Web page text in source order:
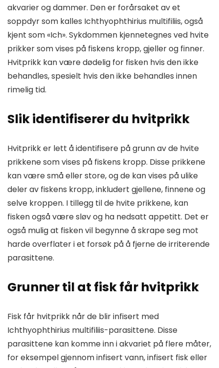
akvarier og dammer. Den er forårsaket av et
soppdyr som kalles Ichthyophthirius multifiliis, også
kjent som «Ich». Sykdommen kjennetegnes ved hvite
prikker som vises på fiskens kropp, gjeller og finner.
Hvitprikk kan være dødelig for fisken hvis den ikke
behandles, spesielt hvis den ikke behandles innen
rimelig tid.
Slik identifiserer du hvitprikk
Hvitprikk er lett å identifisere på grunn av de hvite
prikkene som vises på fiskens kropp. Disse prikkene
kan være små eller store, og de kan vises på ulike
deler av fiskens kropp, inkludert gjellene, finnene og
selve kroppen. I tillegg til de hvite prikkene, kan
fisken også være sløv og ha nedsatt appetitt. Det er
også mulig at fisken vil begynne å skrape seg mot
harde overflater i et forsøk på å fjerne de irriterende
parasittene.
Grunner til at fisk får hvitprikk
Fisk får hvitprikk når de blir infisert med
Ichthyophthirius multifiliis-parasittene. Disse
parasittene kan komme inn i akvariet på flere måter,
for eksempel gjennom infisert vann, infisert fisk eller